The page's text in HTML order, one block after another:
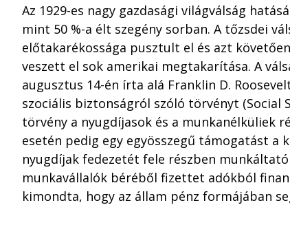
Az 1929-es nagy gazdasági világválság
mint 50 %-a élt szegény sorban. A tőzsdei
előtakarékossága pusztult el és azt
veszett el sok amerikai megtakarítása. A
augusztus 14-én írta alá Franklin D.
szociális biztonságról szóló törvényt (Social
törvény a nyugdíjasok és a munkanélküliek
esetén pedig egy egyösszegű támogatást a
nyugdíjak fedezetét fele részben
munkavállalók béréből fizettet adókból
kimondta, hogy az állam pénz formájában